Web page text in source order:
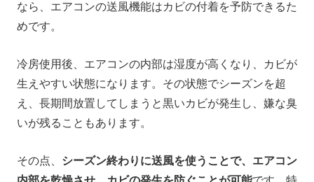
なら、エアコンの送風機能はカビの付着を予防できるた
めです。
冷房使用後、エアコンの内部は湿度が高くなり、カビが
生えやすい状態になります。その状態でシーズンを超
え、長期間放置してしまうと黒いカビが発生し、嫌な臭
いが残ることもあります。
その点、 シーズン終わりに送風を使うことで、エアコン